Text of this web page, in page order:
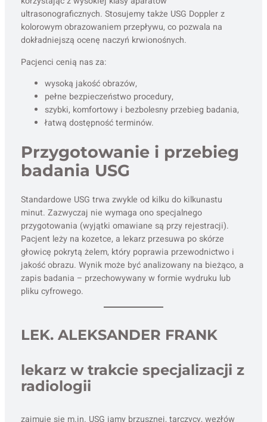
ultrasonograficznych. Stosujemy także USG Doppler z
kolorowym obrazowaniem przepływu, co pozwala na
dokładniejszą ocenę naczyń krwionośnych.
Pacjenci cenią nas za:
wysoką jakość obrazów,
pełne bezpieczeństwo procedury,
szybki, komfortowy i bezbolesny przebieg badania,
łatwą dostępność terminów.
Przygotowanie i przebieg
badania USG
Standardowe USG trwa zwykle od kilku do kilkunastu
minut. Zazwyczaj nie wymaga ono specjalnego
przygotowania (wyjątki omawiane są przy rejestracji).
Pacjent leży na kozetce, a lekarz przesuwa po skórze
głowicę pokrytą żelem, który poprawia przewodnictwo i
jakość obrazu. Wynik może być analizowany na bieżąco, a
zapis badania – przechowywany w formie wydruku lub
pliku cyfrowego.
LEK. ALEKSANDER FRANK
lekarz w trakcie specjalizacji z
radiologii
zajmuje się m.in. USG jamy brzusznej, tarczycy, węzłów